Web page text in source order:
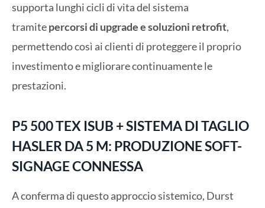
supporta lunghi cicli di vita del sistema
tramitepercorsi di upgrade e soluzioni retrofit,
permettendo così ai clienti di proteggere il proprio
investimento e migliorare continuamente le
prestazioni.
P5 500 TEX ISUB + SISTEMA DI TAGLIO
HASLER DA 5 M: PRODUZIONE SOFT-
SIGNAGE CONNESSA
A conferma di questo approccio sistemico, Durst